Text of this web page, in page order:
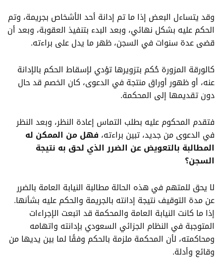
وقد يتساءل البعض إذا ما تم إدانة أحد الأشخاص بجريمة، وتم
الحكم عليه بشكل نهائي، وبعد البدء بتنفيذ العقوبة، وبعد أن
قضى عدة سنوات في السجن، ظهر ما يدل على براءته.
كالورقة المزورة حُكم بتزويرها تؤدي لإسقاط الحكم بالإدانة
عنه، أو ظهور أوراق منتجة في الدعوى، كان الخصم قد حال
دون تقديمها إلى المحكمة.
فتقدم المحكوم عليه بطلب التماس إعادة النظر، وبعد النظر
في الدعوى من جديد، تبين براءته، فهل من الممكن له
المطالبة بالتعويض عن الضرر الذي لحق به نتيجة
السجن؟
لا يحق للمتهم في هذه الحالة مطالبة النيابة العامة بالضرر
عن مدة التوقيف نتيجة إدانته بالجريمة والحكم عليه بشأنها.
إذا ما كانت النيابة العامة والمحكمة قد اتبعت الإجراءات
المتوجبة في النظام الجزائي السعودي بإدانته واتهامه
ومحاكمته، لأن المحكمة ملزمة بالحكم وفقًا لما بين يديها من
وقائع وأدلة.